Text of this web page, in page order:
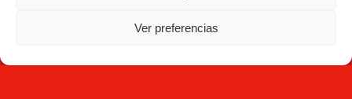
Ver preferencias